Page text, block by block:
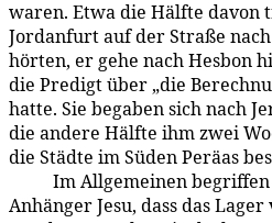
waren. Etwa die Hälfte davon
Jordanfurt auf der Straße
hörten, er gehe nach Hesbon
die Predigt über „die
hatte. Sie begaben sich nach
die andere Hälfte ihm zwei
die Städte im Süden Peräas
Im Allgemeinen
Anhänger Jesu, dass das